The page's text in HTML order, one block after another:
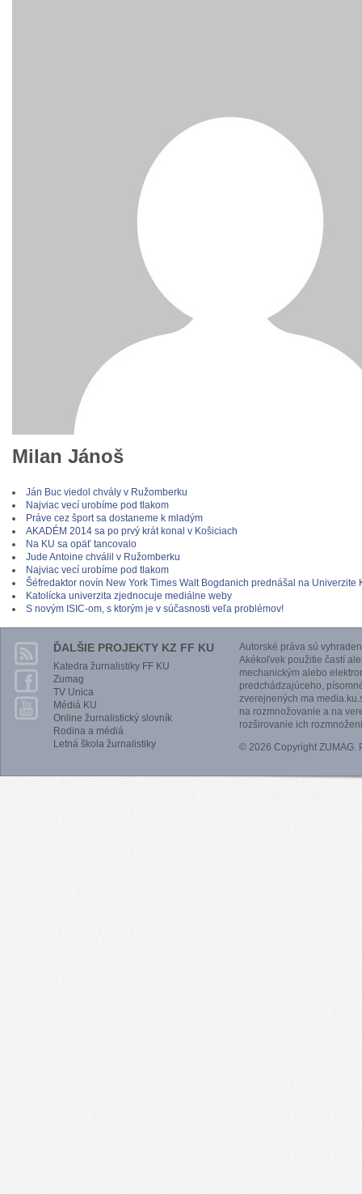
Milan Jánoš
Ján Buc viedol chvály v Ružomberku
Najviac vecí urobíme pod tlakom
Práve cez šport sa dostaneme k mladým
AKADÉM 2014 sa po prvý krát konal v Košiciach
Na KU sa opäť tancovalo
Jude Antoine chválil v Ružomberku
Najviac vecí urobíme pod tlakom
Šéfredaktor novín New York Times Walt Bogdanich prednášal na Univerzite
Katolícka univerzita zjednocuje mediálne weby
S novým ISIC-om, s ktorým je v súčasnosti veľa problémov!
ĎALŠIE PROJEKTY KZ FF KU
Katedra žurnalistiky FF KU
Zumag
TV Unica
Médiá KU
Online žurnalistický slovník
Rodina a médiá
Letná škola žurnalistiky
Autorské práva sú
Akékoľvek použitie častí
mechanickým alebo
predchádzajúceho,
zverejnených ma
na rozmnožovanie a na
rozširovanie ich
© 2026 Copyright ZUMAG.